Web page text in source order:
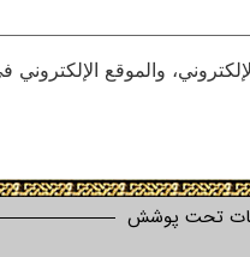
والموقع الإلكتروني
تحت پوشش